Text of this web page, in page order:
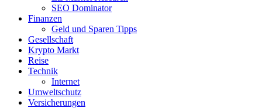
SEO Dominator
Finanzen
Geld und Sparen Tipps
Gesellschaft
Krypto Markt
Reise
Technik
Internet
Umweltschutz
Versicherungen